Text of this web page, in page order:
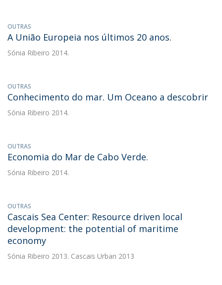
OUTRAS
A União Europeia nos últimos 20 anos.
Sónia Ribeiro 2014.
OUTRAS
Conhecimento do mar. Um Oceano a descobrir
Sónia Ribeiro 2014.
OUTRAS
Economia do Mar de Cabo Verde.
Sónia Ribeiro 2014.
OUTRAS
Cascais Sea Center: Resource driven local
development: the potential of maritime
economy
Sónia Ribeiro 2013. Cascais Urban 2013